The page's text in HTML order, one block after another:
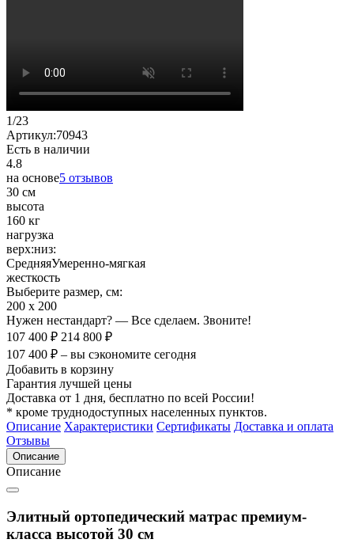
1/23
Артикул:70943
Есть в наличии
4.8
на основе5 отзывов
30 см
высота
160 кг
нагрузка
верх:низ:
СредняяУмеренно-мягкая
жесткость
Выберите размер, см:
200 х 200
Нужен нестандарт? — Все сделаем. Звоните!
107 400 ₽ 214 800 ₽
107 400 ₽ – вы сэкономите сегодня
Добавить в корзину
Гарантия лучшей цены
Доставка от 1 дня, бесплатно по всей России!
* кроме труднодоступных населенных пунктов.
Описание Характеристики Сертификаты Доставка и оплата
Отзывы
Описание
Описание
Элитный ортопедический матрас премиум-
класса высотой 30 см